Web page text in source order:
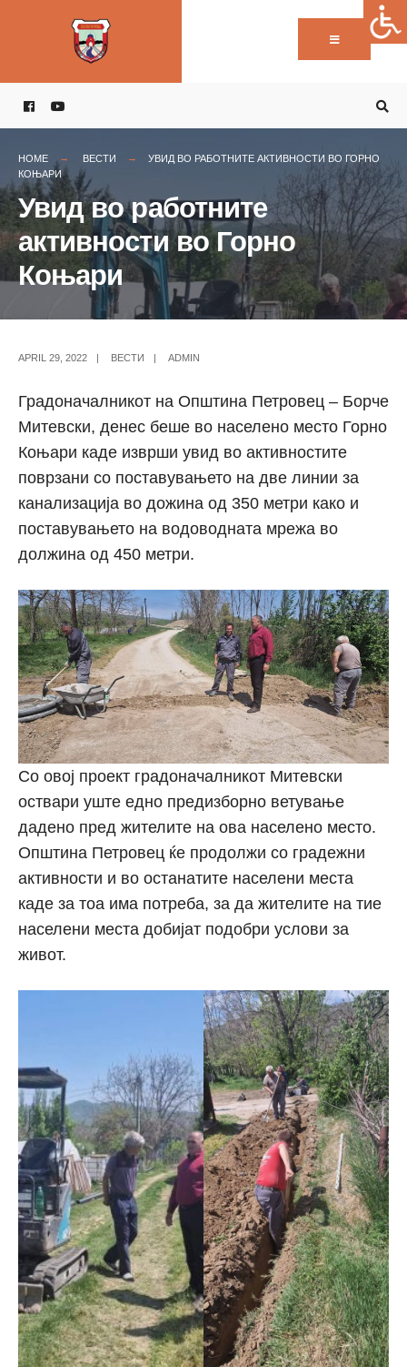
HOME ВЕСТИ
УВИД ВО РАБОТНИТЕ АКТИВНОСТИ ВО ГОРНО
КОЊАРИ
Увид во работните
активности во Горно
Коњари
APRIL 29, 2022 ВЕСТИ ADMIN
Градоначалникот на Општина Петровец – Борче
Митевски, денес беше во населено место Горно
Коњари каде изврши увид во активностите
поврзани со поставувањето на две линии за
канализација во дожина од 350 метри како и
поставувањето на водоводната мрежа во
должина од 450 метри.
Со овој проект градоначалникот Митевски
оствари уште едно предизборно ветување
дадено пред жителите на ова населено место.
Општина Петровец ќе продолжи со градежни
активности и во останатите населени места
каде за тоа има потреба, за да жителите на тие
населени места добијат подобри услови за
живот.